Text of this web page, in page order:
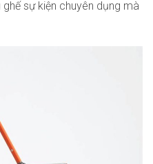
ghế sự kiện chuyên dụng mà